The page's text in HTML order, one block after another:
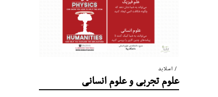
اسلاید
علوم تجربی و علوم انسانی